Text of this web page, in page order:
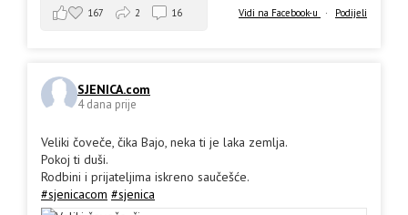
Vidi na Facebook-u · Podijeli
167 2 16
SJENICA.com
4 dana prije
Veliki čoveče, čika Bajo, neka ti je laka zemlja.
Pokoj ti duši.
Rodbini i prijateljima iskreno saučešće.
#sjenicacom #sjenica